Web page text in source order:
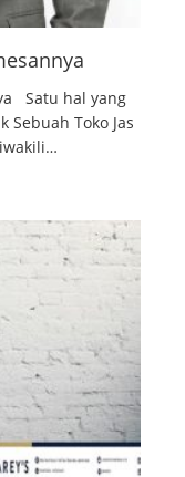
Satu hal yang
Toko Jas